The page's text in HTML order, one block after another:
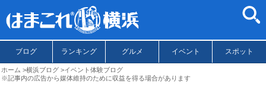
ブログ ランキング グルメ イベント スポット
ホーム 横浜ブログ
イベント体験ブログ
※記事内の広告から媒体維持のために収益を得る場合があります